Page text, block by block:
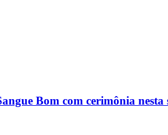
Bom com cerimônia nesta